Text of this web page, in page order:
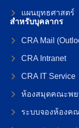
แผนยุทธศาสตร์
สำหรับบุคลากร
CRA Mail
CRA Intranet
CRA IT Service
ห้องสมุดคณะพย
ระบบจองห้องค